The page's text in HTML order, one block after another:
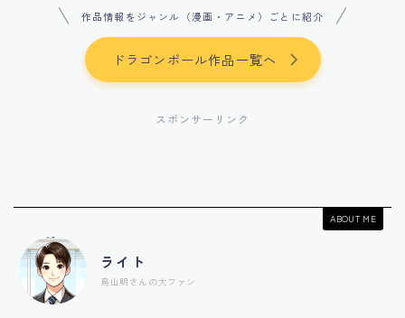
作品情報をジャンル（漫画・アニメ）ごとに紹介
ドラゴンボール作品一覧へ
スポンサーリンク
ABOUT ME
ライト
鳥山明さんの大ファン